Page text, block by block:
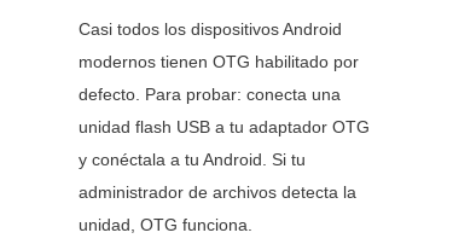
Casi todos los dispositivos Android
modernos tienen OTG habilitado por
defecto. Para probar: conecta una
unidad flash USB a tu adaptador OTG
y conéctala a tu Android. Si tu
administrador de archivos detecta la
unidad, OTG funciona.